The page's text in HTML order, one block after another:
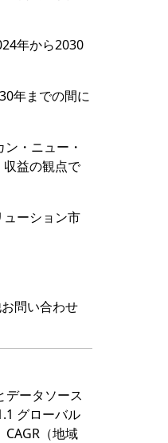
年から2030
年までの間に
・ニュー・
益の観点で
ーション市
問い合わせ
データソース
グローバル
（地域